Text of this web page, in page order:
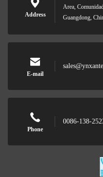
Address
Area,
Guangdong,
E-mail
Phone
0086-138-